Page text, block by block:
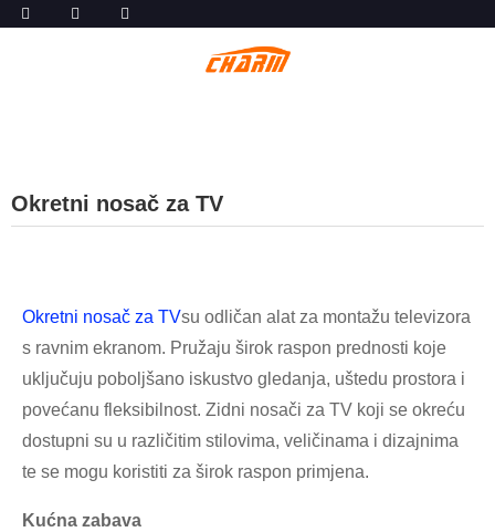
Okretni nosač za TV
Okretni nosač za TVsu odličan alat za montažu televizora
s ravnim ekranom. Pružaju širok raspon prednosti koje
uključuju poboljšano iskustvo gledanja, uštedu prostora i
povećanu fleksibilnost. Zidni nosači za TV koji se okreću
dostupni su u različitim stilovima, veličinama i dizajnima
te se mogu koristiti za širok raspon primjena.
Kućna zabava